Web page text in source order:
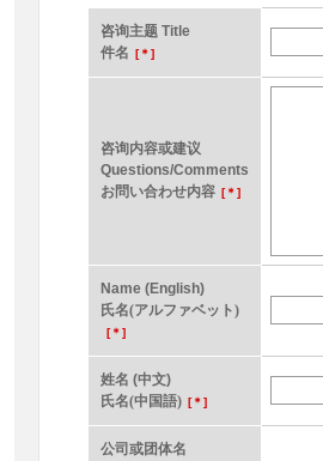
咨询主题 Title
件名 [＊]
咨询内容或建议
Questions/Comments
お問い合わせ内容 [＊]
Name (English)
氏名(アルファベット)
[＊]
姓名 (中文)
氏名(中国語) [＊]
公司或团体名